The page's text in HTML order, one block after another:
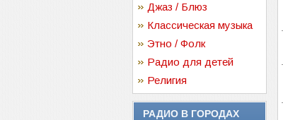
Джаз / Блюз
Классическая музыка
Этно / Фолк
Радио для детей
Религия
РАДИО В ГОРОДАХ